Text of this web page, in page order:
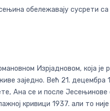
обележавају сусрети
Изрјадновом, која
заједно. Већ 21. децембра
Ана се и после
кривици 1937. али то